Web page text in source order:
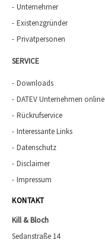
Unternehmer
Existenzgründer
Privatpersonen
SERVICE
Downloads
DATEV Unternehmen online
Rückrufservice
Interessante Links
Datenschutz
Disclaimer
Impressum
KONTAKT
Kill & Bloch
Sedanstraße 14